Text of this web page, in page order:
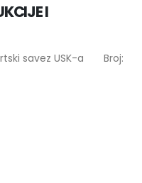
I
savez USK-a Broj: